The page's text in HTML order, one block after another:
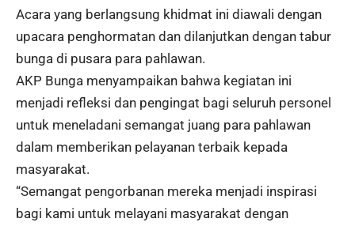
Acara yang berlangsung khidmat ini diawali dengan
upacara penghormatan dan dilanjutkan dengan tabur
bunga di pusara para pahlawan.
AKP Bunga menyampaikan bahwa kegiatan ini
menjadi refleksi dan pengingat bagi seluruh personel
untuk meneladani semangat juang para pahlawan
dalam memberikan pelayanan terbaik kepada
masyarakat.
“Semangat pengorbanan mereka menjadi inspirasi
bagi kami untuk melayani masyarakat dengan